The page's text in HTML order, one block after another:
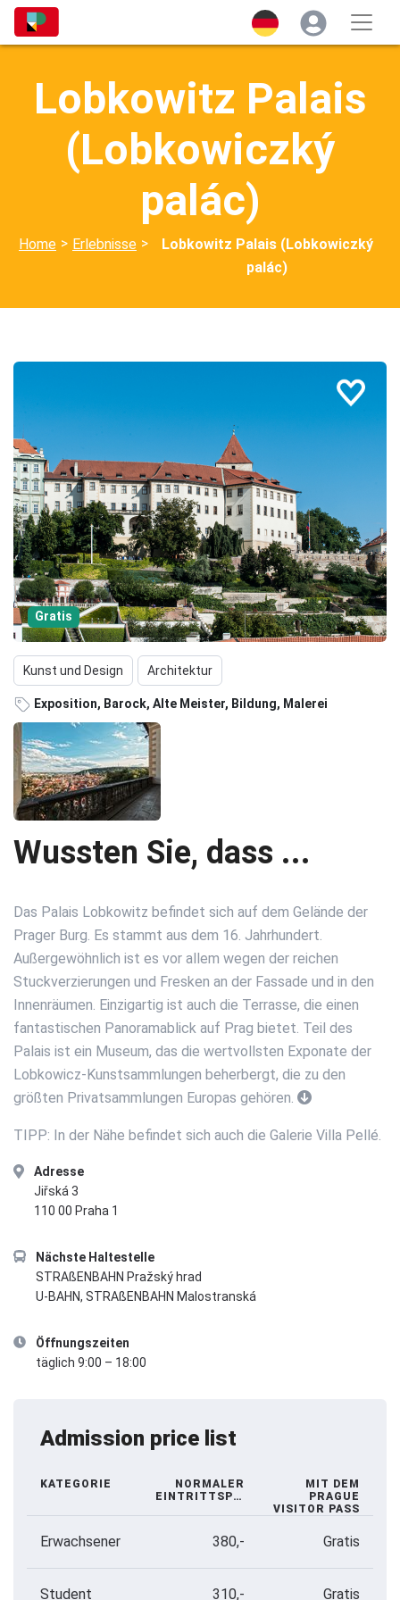
Lobkowitz Palais
(Lobkowiczký
palác)
Home > Erlebnisse >
Lobkowitz Palais (Lobkowiczký
palác)
Wussten Sie, dass ...
Das Palais Lobkowitz befindet sich auf dem Gelände der
Prager Burg. Es stammt aus dem 16. Jahrhundert.
Außergewöhnlich ist es vor allem wegen der reichen
Stuckverzierungen und Fresken an der Fassade und in den
Innenräumen. Einzigartig ist auch die Terrasse, die einen
fantastischen Panoramablick auf Prag bietet. Teil des
Palais ist ein Museum, das die wertvollsten Exponate der
Lobkowicz-Kunstsammlungen beherbergt, die zu den
größten Privatsammlungen Europas gehören.
TIPP: In der Nähe befindet sich auch die Galerie Villa Pellé.
Adresse
Jiřská 3
110 00 Praha 1
Nächste Haltestelle
STRAßENBAHN Pražský hrad
U-BAHN, STRAßENBAHN Malostranská
Öffnungszeiten
täglich 9:00 – 18:00
Admission price list
KATEGORIE
NORMALER
EINTRITTSPREIS
MIT DEM
PRAGUE
VISITOR PASS
Erwachsener 380,- Gratis
Student 310,- Gratis
Gratis
Kunst und Design Architektur
Exposition, Barock, Alte Meister, Bildung, Malerei